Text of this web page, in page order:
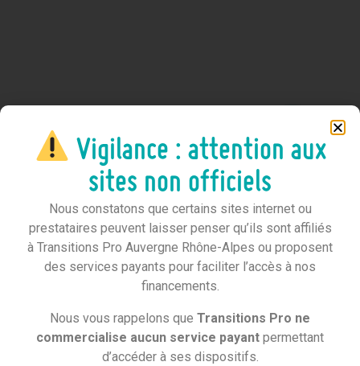
Vigilance : attention aux
sites non officiels
Nous constatons que certains sites internet ou
prestataires peuvent laisser penser qu’ils sont affiliés
à Transitions Pro Auvergne Rhône-Alpes ou proposent
des services payants pour faciliter l’accès à nos
financements.
Nous vous rappelons que Transitions Pro ne
commercialise aucun service payant permettant
d’accéder à ses dispositifs.